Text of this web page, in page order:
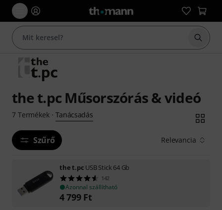
the t.pc Műsorszórás & videó
7 Termékek· Tanácsadás
Szűrő Relevancia
the t.pc USB Stick 64 Gb
142
Azonnal szállítható
4 799 Ft